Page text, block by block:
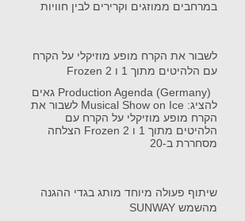
במרחבים ממוזגים וקרירים לבין חוויות
לשבור את הקרח מופע מוזיקלי על הקרח
עם הלהיטים מתוך 1 ו Frozen 2
Production Agenda (Germany) גאים
להציג: Musical Show on Ice לשבור את
הקרח מופע מוזיקלי על הקרח עם
הלהיטים מתוך 1 ו Frozen 2 הצלחה
מסחררת ב-20
שיתוף פעולה מיוחד מותג בגדי ההגנה
מהשמש SUNWAY